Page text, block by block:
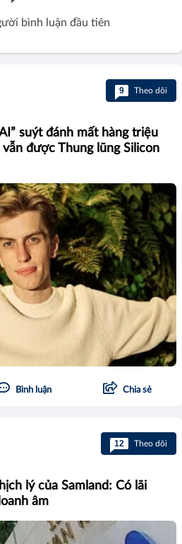
bình luận đầu tiên
9 Theo dõi
suýt đánh mất hàng triệu
được Thung lũng Silicon
Bình luận Chia sẻ
12 Theo dõi
lý của Samland: Có lãi
âm